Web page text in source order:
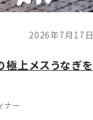
2026年7月17日
極上メスうなぎを
ナー